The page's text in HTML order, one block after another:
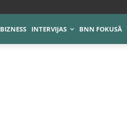
BIZNESS INTERVIJAS BNN FOKUSĀ